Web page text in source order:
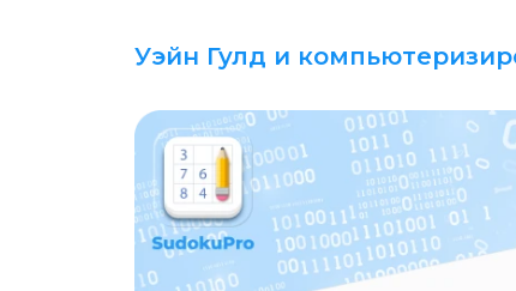
Уэйн Гулд и